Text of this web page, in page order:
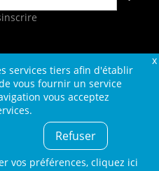
services tiers afin d'établir
vous fournir un service
vous acceptez
Refuser
vos préférences, cliquez ici
sommes-nous ?
Liens
Générales
Informations légales
droits réservés